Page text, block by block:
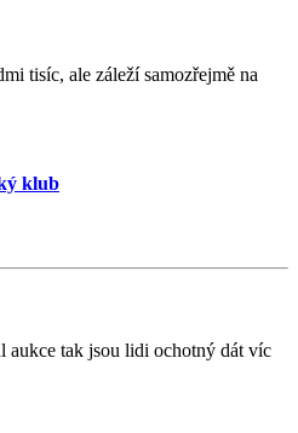
tisíc, ale záleží samozřejmě na
klub
aukce tak jsou lidi ochotný dát víc